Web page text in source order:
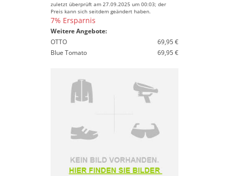
zuletzt überprüft am 27.09.2025 um 00:03; der
Preis kann sich seitdem geändert haben.
7% Ersparnis
Weitere Angebote:
OTTO
69,95 €
Blue Tomato
69,95 €